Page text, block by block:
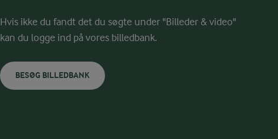
Hvis ikke du fandt det du søgte under "Billeder & video"
kan du logge ind på vores billedbank.
BESØG BILLEDBANK